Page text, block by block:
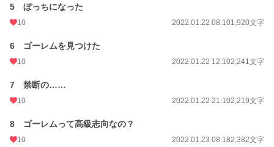
累計ポイント
5 ぼっちになった
10 2022.01.22 08:101,920文字
6 ゴーレムを見つけた
10 2022.01.22 12:102,241文字
7 禁断の……
10 2022.01.22 21:102,219文字
8 ゴーレムって高級志向なの？
10 2022.01.23 08:182,382文字